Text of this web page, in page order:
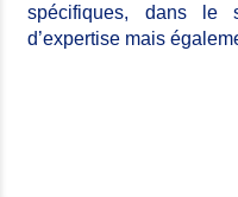
spécifiques, dans le
d’expertise mais